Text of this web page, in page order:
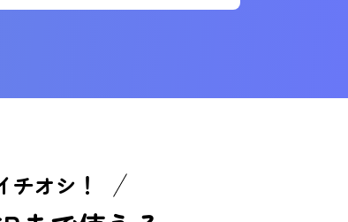
チオシ！